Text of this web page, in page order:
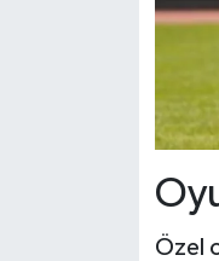
Özel